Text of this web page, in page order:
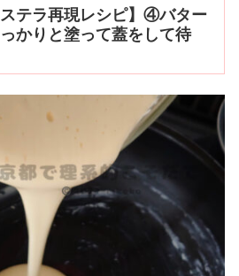
ステラ再現レシピ】④バター
かりと塗って蓋をして待